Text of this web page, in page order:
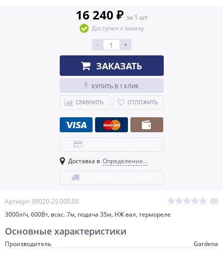
Артикул: 09020-29.000.00
(0)
3000л/ч, 600Вт, всас. 7м, подача 35м, НЖ вал, термореле
16 240 ₽ за 1 шт
Доступен к заказу
-
+
ЗАКАЗАТЬ
КУПИТЬ В 1 КЛИК
СРАВНИТЬ ОТЛОЖИТЬ
Доставка в Определение...
Основные характеристики
Производитель Gardena